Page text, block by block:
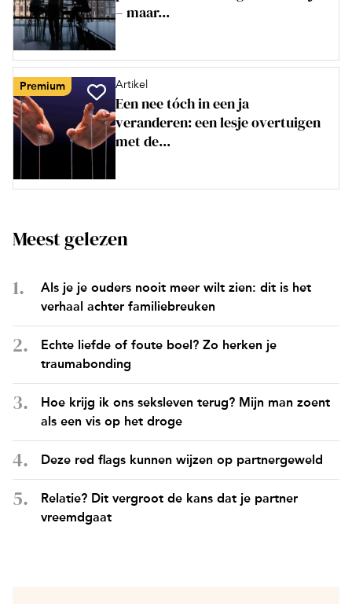
– maar...
Premium Artikel
Een nee tóch in een ja
veranderen: een lesje overtuigen
met de...
Meest gelezen
Als je je ouders nooit meer wilt zien: dit is het
verhaal achter familiebreuken
Echte liefde of foute boel? Zo herken je
traumabonding
Hoe krijg ik ons seksleven terug? Mijn man zoent
als een vis op het droge
Deze red flags kunnen wijzen op partnergeweld
Relatie? Dit vergroot de kans dat je partner
vreemdgaat